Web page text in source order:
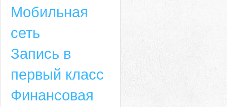
Мобильная
сеть
Запись в
первый класс
Финансовая